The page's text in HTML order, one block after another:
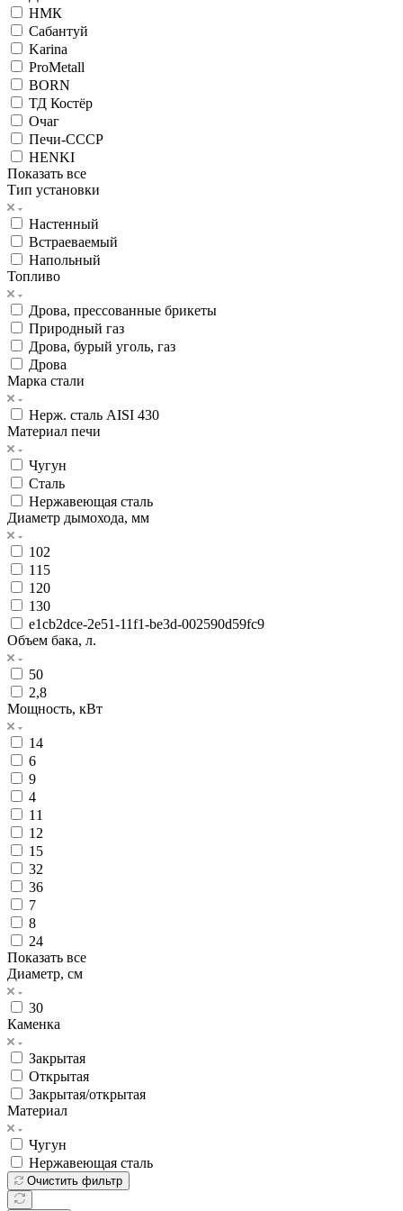
НМК
Сабантуй
Karina
ProMetall
BORN
ТД Костёр
Очаг
Печи-СССР
HENKI
Показать все
Тип установки
Настенный
Встраеваемый
Напольный
Топливо
Дрова, прессованные брикеты
Природный газ
Дрова, бурый уголь, газ
Дрова
Марка стали
Нерж. сталь AISI 430
Материал печи
Чугун
Сталь
Нержавеющая сталь
Диаметр дымохода, мм
102
115
120
130
e1cb2dce-2e51-11f1-be3d-002590d59fc9
Объем бака, л.
50
2,8
Мощность, кВт
14
6
9
4
11
12
15
32
36
7
8
24
Показать все
Диаметр, см
30
Каменка
Закрытая
Открытая
Закрытая/открытая
Материал
Чугун
Нержавеющая сталь
Очистить фильтр